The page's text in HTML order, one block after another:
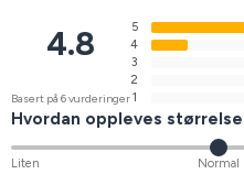
4.8
Basert på 6 vurderinger
5
4
3
2
1
Hvordan oppleves
Liten Normal